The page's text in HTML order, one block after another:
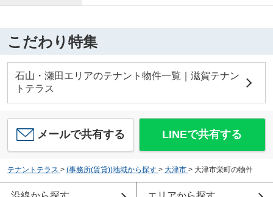
こだわり特集
石山・瀬田エリアのテナント物件一覧｜滋賀テナン
トテラス
メールで共有する LINEで共有する
テナントテラス > (事務所(賃貸))地域から探す > 大津市 > 大津市栄町の物件